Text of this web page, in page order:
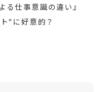
る仕事意識の違い』
”に好意的？